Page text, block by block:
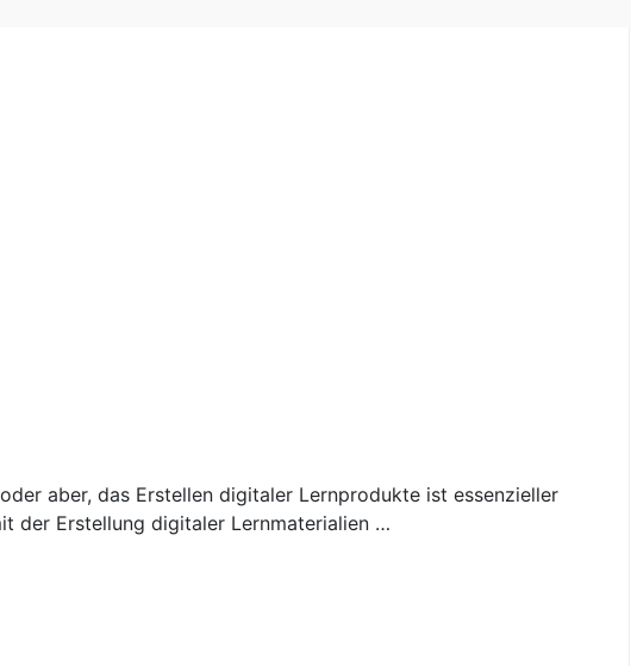
aber, das Erstellen digitaler Lernprodukte ist essenzieller
der Erstellung digitaler Lernmaterialien …